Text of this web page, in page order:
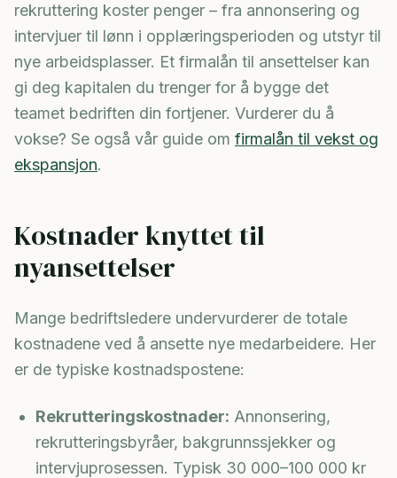
rekruttering koster penger – fra annonsering og
intervjuer til lønn i opplæringsperioden og utstyr til
nye arbeidsplasser. Et firmalån til ansettelser kan
gi deg kapitalen du trenger for å bygge det
teamet bedriften din fortjener. Vurderer du å
vokse? Se også vår guide om firmalån til vekst og
ekspansjon.
Kostnader knyttet til
nyansettelser
Mange bedriftsledere undervurderer de totale
kostnadene ved å ansette nye medarbeidere. Her
er de typiske kostnadspostene:
Rekrutteringskostnader: Annonsering,
rekrutteringsbyråer, bakgrunnssjekker og
intervjuprosessen. Typisk 30 000–100 000 kr